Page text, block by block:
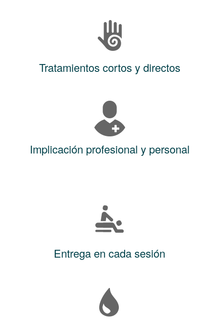
Tratamientos cortos y directos
Implicación profesional y personal
Entrega en cada sesión